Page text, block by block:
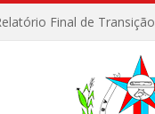
Final de Transição